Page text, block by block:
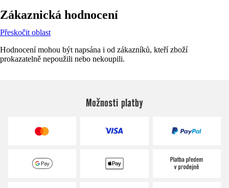
Zákaznická hodnocení
Přeskočit oblast
Hodnocení mohou být napsána i od zákazníků, kteří zboží
prokazatelně nepoužili nebo nekoupili.
Možnosti platby